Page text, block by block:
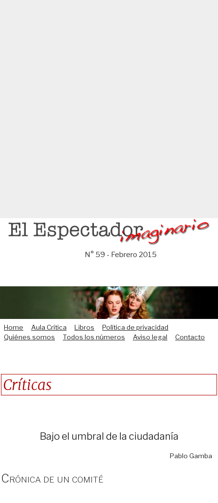
Saltar
N° 59 - Febrero 2015
Home Aula Crítica Libros
Política de privacidad
Quiénes somos
Todos los números Aviso legal Contacto
Críticas
Bajo el umbral de la ciudadanía
Pablo Gamba
Crónica de un comité